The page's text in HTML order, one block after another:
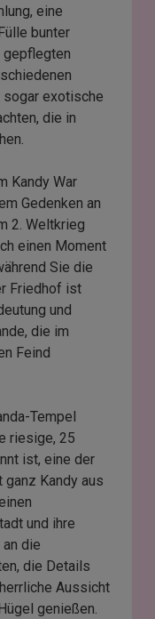
eine
bunter
gepflegten
sogar exotische
die in
Kandy War
Gedenken an
2. Weltkrieg
einen Moment
Sie die
Friedhof ist
und
die im
Feind
Tempel
riesige, 25
ist, eine der
Kandy aus
und ihre
die
die Details
Aussicht
genießen.